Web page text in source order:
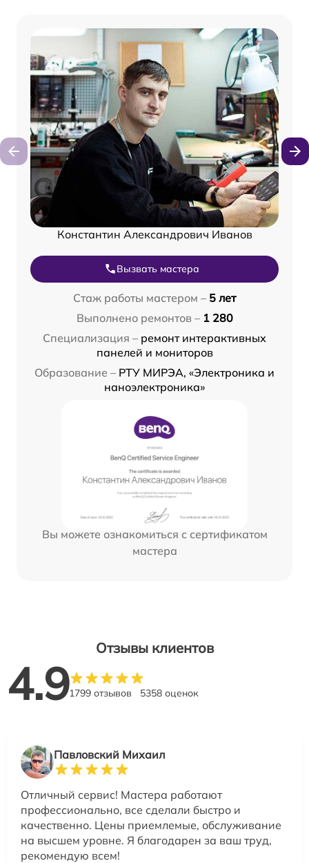
Константин Александрович Иванов
Вызвать мастера
Стаж работы мастером – 5 лет
Выполнено ремонтов – 1 280
Специализация – ремонт интерактивных
панелей и мониторов
Образование – РТУ МИРЭА, «Электроника и
наноэлектроника»
Вы можете ознакомиться с сертификатом
мастера
Отзывы клиентов
4.91799 отзывов 5358 оценок
Павловский Михаил
Отличный сервис! Мастера работают
профессионально, все сделали быстро и
качественно. Цены приемлемые, обслуживание
на высшем уровне. Я благодарен за ваш труд,
рекомендую всем!